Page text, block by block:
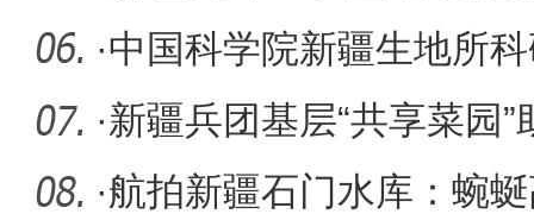
更智
·中国科学院新疆生地所
团第十二
·新疆兵团基层“共享菜园”
·航拍新疆石门水库：蜿